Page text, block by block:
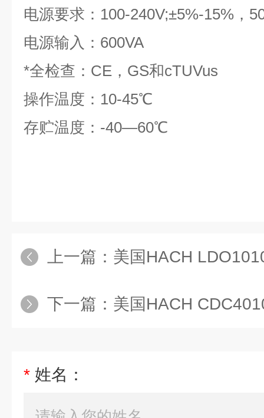
电源要求：100-240V;±5%-15%，
电源输入：600VA
*全检查：CE，GS和cTUVus
操作温度：10-45℃
存贮温度：-40—60℃
上一篇： 美国HACH
下一篇： 美国HACH
* 姓名：